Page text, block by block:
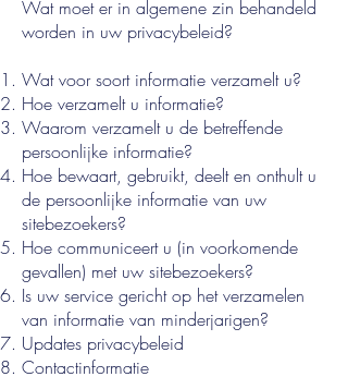
Wat moet er in algemene zin behandeld
worden in uw privacybeleid?
Wat voor soort informatie verzamelt u?
Hoe verzamelt u informatie?
Waarom verzamelt u de betreffende
persoonlijke informatie?
Hoe bewaart, gebruikt, deelt en onthult u
de persoonlijke informatie van uw
sitebezoekers?
Hoe communiceert u (in voorkomende
gevallen) met uw sitebezoekers?
Is uw service gericht op het verzamelen
van informatie van minderjarigen?
Updates privacybeleid
Contactinformatie